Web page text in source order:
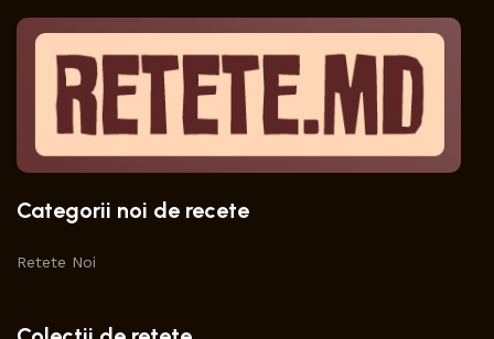
Categorii noi de recete
Retete Noi